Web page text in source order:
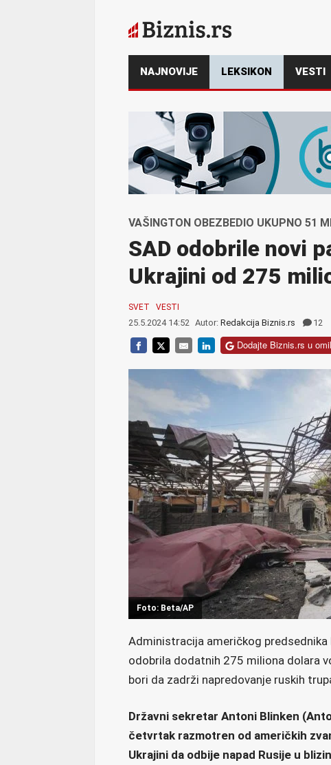
NAJNOVIJE LEKSIKON VESTI
VAŠINGTON OBEZBEDIO UKUPNO 51
SAD odobrile novi
Ukrajini od 275
SVET VESTI
25.5.2024 14:52 Autor: Redakcija Biznis.rs 12
Dodajte Biznis.rs u
Foto: Beta/AP
Administracija američkog
odobrila dodatnih 275 miliona dolara
bori da zadrži napredovanje ruskih
Državni sekretar Antoni Blinken
četvrtak razmotren od američkih
Ukrajini da odbije napad Rusije u